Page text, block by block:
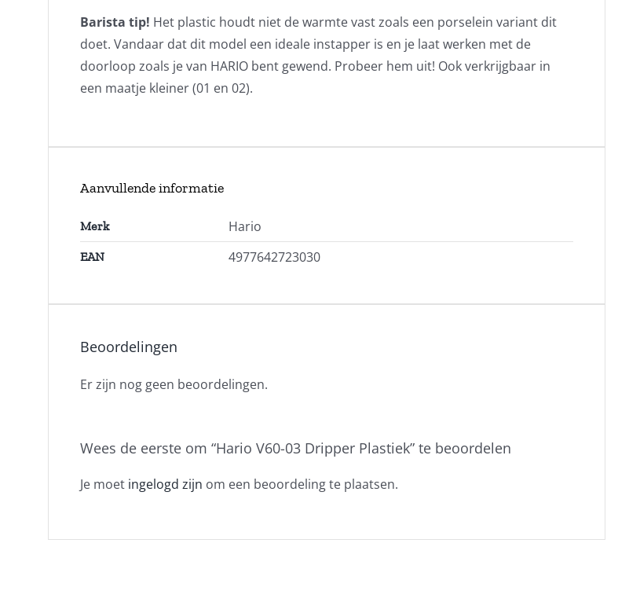
Barista tip! Het plastic houdt niet de warmte vast zoals een porselein variant dit
doet. Vandaar dat dit model een ideale instapper is en je laat werken met de
doorloop zoals je van HARIO bent gewend. Probeer hem uit! Ook verkrijgbaar in
een maatje kleiner (01 en 02).
Aanvullende informatie
Merk Hario
EAN 4977642723030
Beoordelingen
Er zijn nog geen beoordelingen.
Wees de eerste om “Hario V60-03 Dripper Plastiek” te beoordelen
Je moet ingelogd zijn om een beoordeling te plaatsen.